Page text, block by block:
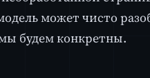
может чисто
будем конкретны.